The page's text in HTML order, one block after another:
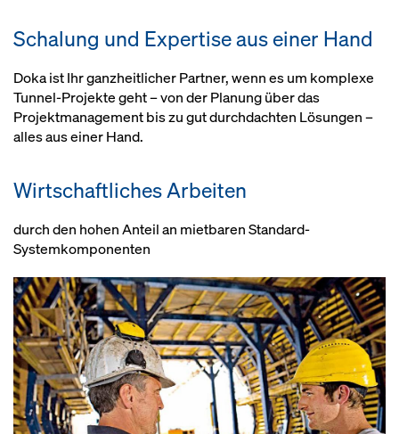
Streben
vollhydraulischen Ausstattung
Reibungsloser Bauablauf
Optional: Kurze Aufbauzeiten
durch vormontierte Schalungs-
und Traggerüstkomponenten
Schalung und Expertise aus einer Hand
Doka ist Ihr ganzheitlicher Partner, wenn es um komplexe
Tunnel-Projekte geht – von der Planung über das
Projektmanagement bis zu gut durchdachten Lösungen –
alles aus einer Hand.
Wirtschaftliches Arbeiten
durch den hohen Anteil an mietbaren Standard-
Systemkomponenten